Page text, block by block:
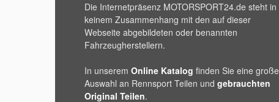
Die Internetpräsenz MOTORSPORT24.de steht in
keinem Zusammenhang mit den auf dieser
Webseite abgebildeten oder benannten
Fahrzeugherstellern.
In unserem Online Katalog finden Sie eine große
Auswahl an Rennsport Teilen und gebrauchten
Original Teilen.